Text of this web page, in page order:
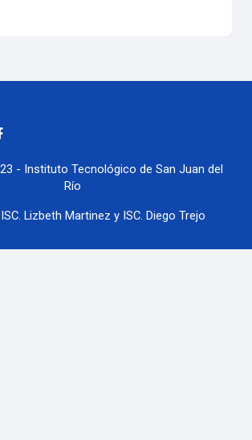
- Instituto Tecnológico de San Juan del
Río
Lizbeth Martinez y ISC. Diego Trejo